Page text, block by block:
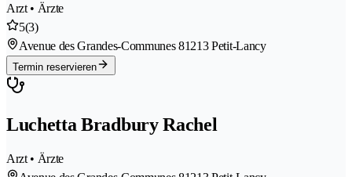
Arzt • Ärzte
5(3)
Avenue des Grandes-Communes 81213 Petit-Lancy
Termin reservieren
Luchetta Bradbury Rachel
Arzt • Ärzte